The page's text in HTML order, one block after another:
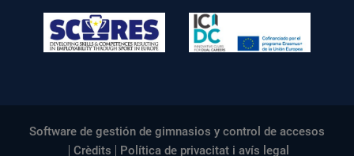
Software de gestión de gimnasios y control de accesos
Crèdits
Política de privacitat i avís legal